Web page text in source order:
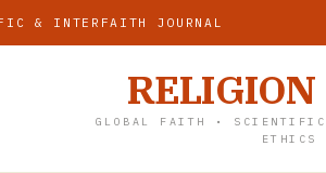
& INTERFAITH JOURNAL
RELIGION
GLOBAL FAITH • SCIENTIFIC
ETHICS